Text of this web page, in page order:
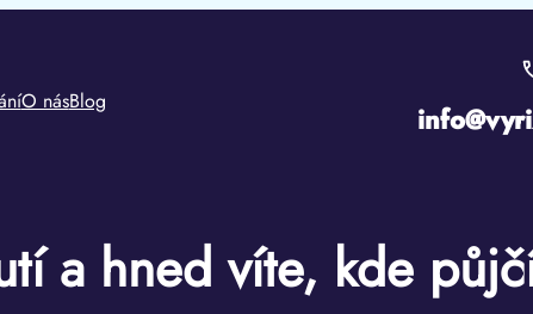
O násBlog
a hned víte, kde